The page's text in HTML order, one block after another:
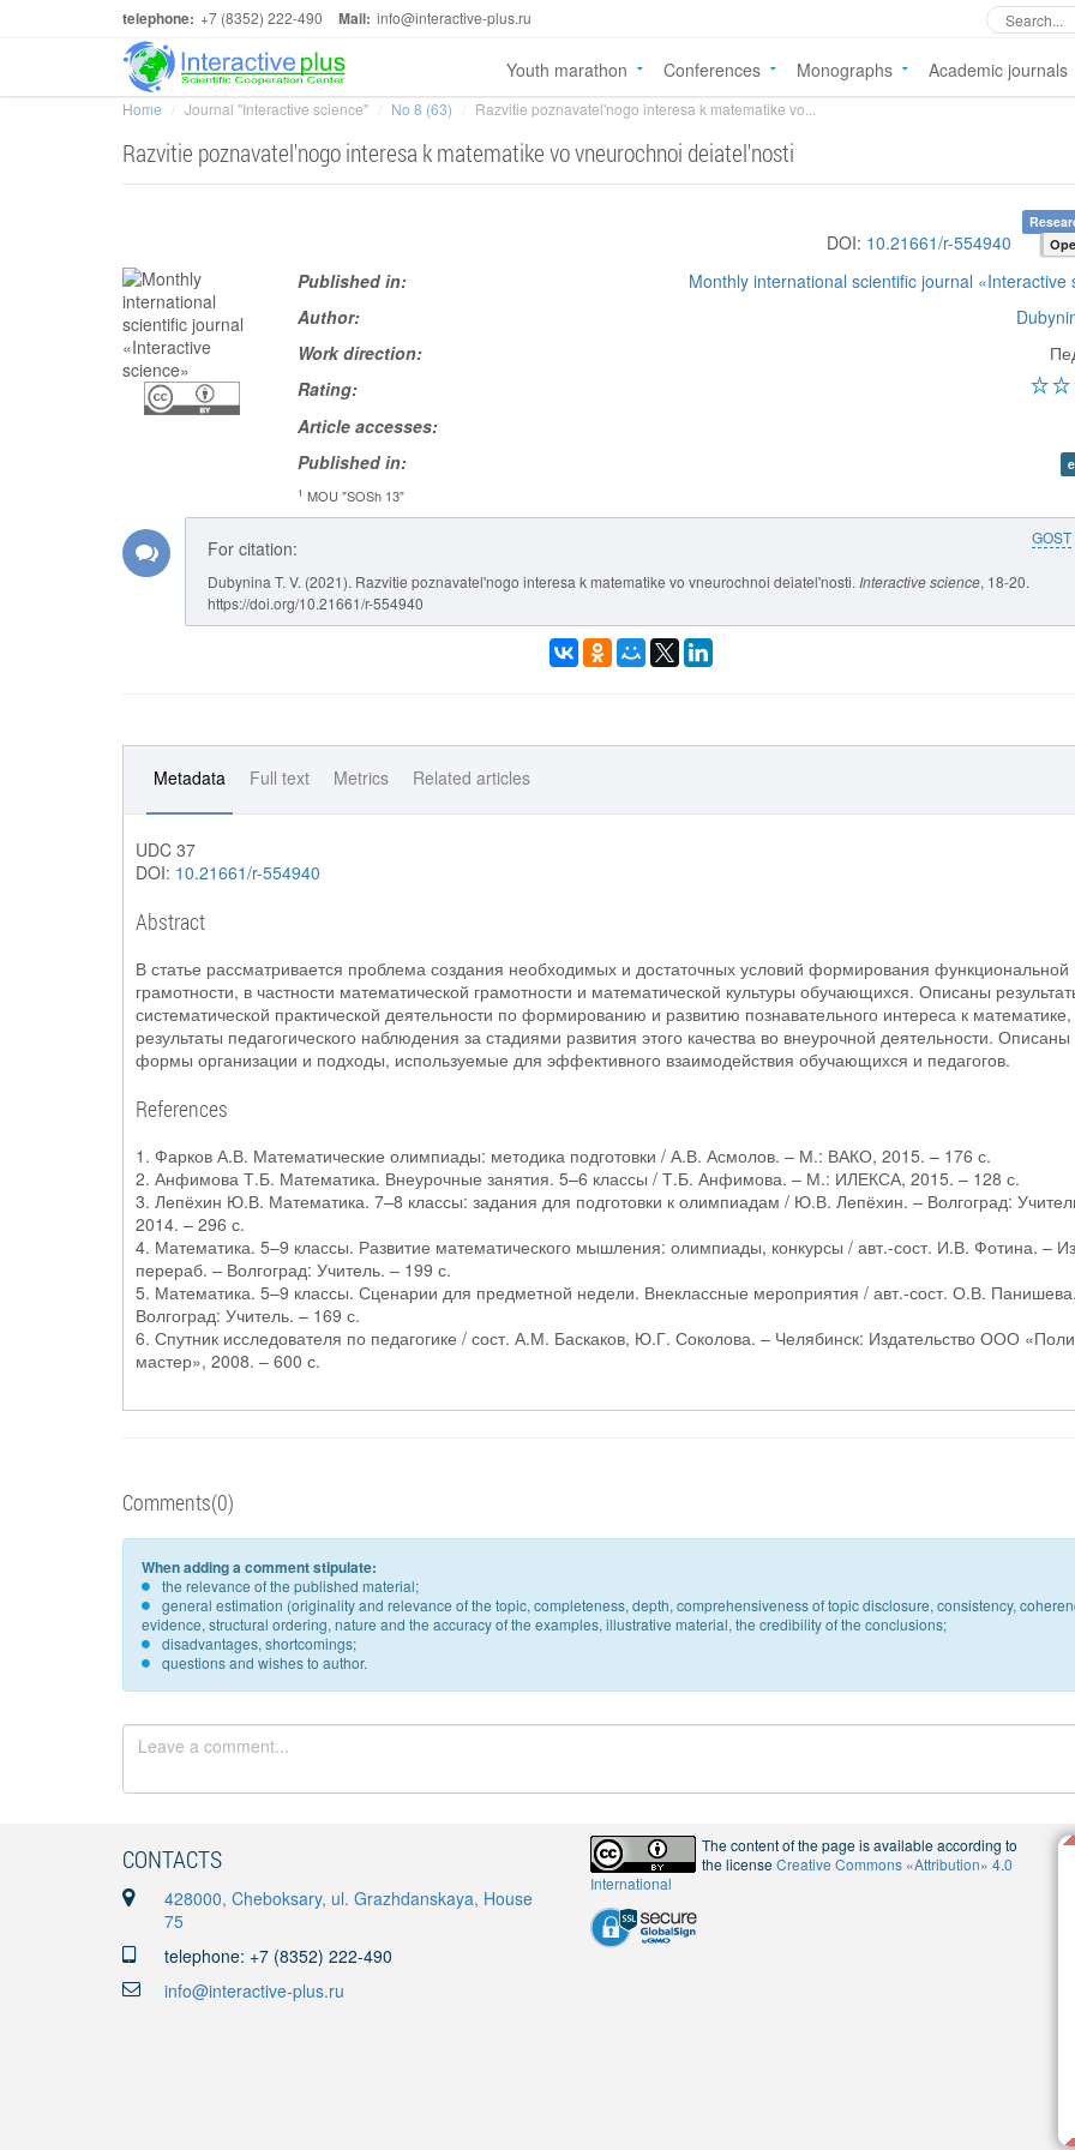
telephone: +7 (8352) 222-490 Mail: info@interactive-plus.ru
Youth marathon Conferences Monographs Academic journals
Home Journal "Interactive science" No 8 (63) Razvitie poznavatel'nogo interesa k matematike vo...
Razvitie poznavatel'nogo interesa k matematike vo vneurochnoi deiatel'nosti
DOI: 10.21661/r-554940
Published in:
Monthly international scientific journal «Interactive
Author:
Work direction:
Rating:
Article accesses:
Published in:
1 MOU "SOSh 13"
GOST
For citation:
Dubynina T. V. (2021). Razvitie poznavatel'nogo interesa k matematike vo vneurochnoi deiatel'nosti. Interactive science, 18-20.
https://doi.org/10.21661/r-554940
Metadata Full text Metrics Related articles
UDC 37
DOI: 10.21661/r-554940
Abstract
В статье рассматривается проблема создания необходимых и достаточных условий формирования функциональной
грамотности, в частности математической грамотности и математической культуры обучающихся. Описаны
систематической практической деятельности по формированию и развитию познавательного интереса к математике,
результаты педагогического наблюдения за стадиями развития этого качества во внеурочной деятельности. Описаны
формы организации и подходы, используемые для эффективного взаимодействия обучающихся и педагогов.
References
1. Фарков А.В. Математические олимпиады: методика подготовки / А.В. Асмолов. – М.: ВАКО, 2015. – 176 с.
2. Анфимова Т.Б. Математика. Внеурочные занятия. 5–6 классы / Т.Б. Анфимова. – М.: ИЛЕКСА, 2015. – 128 с.
3. Лепёхин Ю.В. Математика. 7–8 классы: задания для подготовки к олимпиадам / Ю.В. Лепёхин. – Волгоград:
2014. – 296 с.
4. Математика. 5–9 классы. Развитие математического мышления: олимпиады, конкурсы / авт.-сост. И.В. Фотина. –
перераб. – Волгоград: Учитель. – 199 с.
5. Математика. 5–9 классы. Сценарии для предметной недели. Внеклассные мероприятия / авт.-сост. О.В.
Волгоград: Учитель. – 169 с.
6. Спутник исследователя по педагогике / сост. А.М. Баскаков, Ю.Г. Соколова. – Челябинск: Издательство ООО
мастер», 2008. – 600 с.
Comments(0)
When adding a comment stipulate:
the relevance of the published material;
general estimation (originality and relevance of the topic, completeness, depth, comprehensiveness of topic disclosure, consistency,
evidence, structural ordering, nature and the accuracy of the examples, illustrative material, the credibility of the conclusions;
disadvantages, shortcomings;
questions and wishes to author.
CONTACTS
428000, Cheboksary, ul. Grazhdanskaya, House
75
telephone: +7 (8352) 222-490
info@interactive-plus.ru
The content of the page is available according to
the licenseCreative Commons «Attribution» 4.0
International